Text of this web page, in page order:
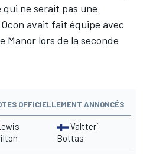
ne serait pas une
avait fait équipe avec
Manor lors de la seconde
OFFICIELLEMENT ANNONCÉS
Valtteri
Bottas